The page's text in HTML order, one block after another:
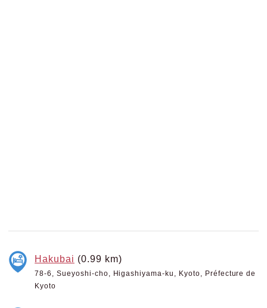
Hakubai (0.99 km)
78-6, Sueyoshi-cho, Higashiyama-ku, Kyoto, Préfecture de
Kyoto